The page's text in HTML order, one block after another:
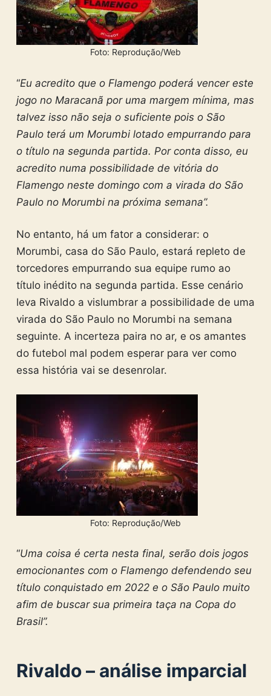
Foto: Reprodução/Web
“Eu acredito que o Flamengo poderá vencer este
jogo no Maracanã por uma margem mínima, mas
talvez isso não seja o suficiente pois o São
Paulo terá um Morumbi lotado empurrando para
o título na segunda partida. Por conta disso, eu
acredito numa possibilidade de vitória do
Flamengo neste domingo com a virada do São
Paulo no Morumbi na próxima semana”.
No entanto, há um fator a considerar: o
Morumbi, casa do São Paulo, estará repleto de
torcedores empurrando sua equipe rumo ao
título inédito na segunda partida. Esse cenário
leva Rivaldo a vislumbrar a possibilidade de uma
virada do São Paulo no Morumbi na semana
seguinte. A incerteza paira no ar, e os amantes
do futebol mal podem esperar para ver como
essa história vai se desenrolar.
Foto: Reprodução/Web
“Uma coisa é certa nesta final, serão dois jogos
emocionantes com o Flamengo defendendo seu
título conquistado em 2022 e o São Paulo muito
afim de buscar sua primeira taça na Copa do
Brasil”.
Rivaldo – análise imparcial